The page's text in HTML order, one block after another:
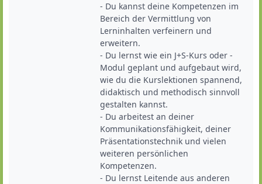
- Du kannst deine Kompetenzen im
Bereich der Vermittlung von
Lerninhalten verfeinern und
erweitern.
- Du lernst wie ein J+S-Kurs oder -
Modul geplant und aufgebaut wird,
wie du die Kurslektionen spannend,
didaktisch und methodisch sinnvoll
gestalten kannst.
- Du arbeitest an deiner
Kommunikationsfähigkeit, deiner
Präsentationstechnik und vielen
weiteren persönlichen
Kompetenzen.
- Du lernst Leitende aus anderen